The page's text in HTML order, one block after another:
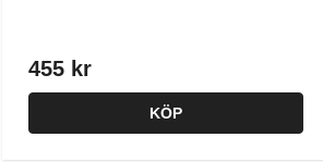
455 kr
KÖP